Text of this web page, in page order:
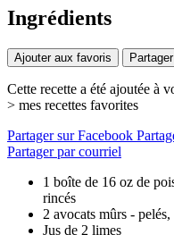
Ingrédients
Ajouter aux favoris Partager
Cette recette a été ajoutée à
> mes recettes favorites
Partager sur Facebook
Partager par courriel
1 boîte de 16 oz de
rincés
2 avocats mûrs -
Jus de 2 limes